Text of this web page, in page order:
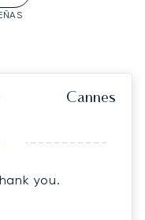
Cannes
as always.. Thank you.